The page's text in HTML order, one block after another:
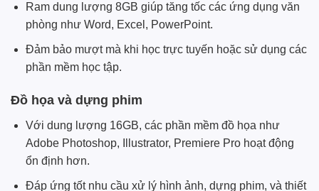
Ram dung lượng 8GB giúp tăng tốc các ứng dụng văn
phòng như Word, Excel, PowerPoint.
Đảm bảo mượt mà khi học trực tuyến hoặc sử dụng các
phần mềm học tập.
Đồ họa và dựng phim
Với dung lượng 16GB, các phần mềm đồ họa như
Adobe Photoshop, Illustrator, Premiere Pro hoạt động
ổn định hơn.
Đáp ứng tốt nhu cầu xử lý hình ảnh, dựng phim, và thiết